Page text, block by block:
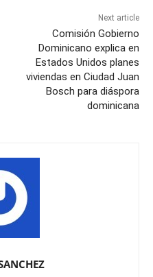
Next article
Comisión Gobierno
Dominicano explica en
Estados Unidos planes
viviendas en Ciudad Juan
Bosch para diáspora
dominicana